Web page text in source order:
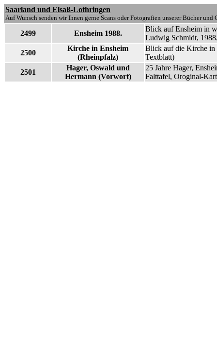
Saarland und Elsaß-Lothringen
Auf Wunsch senden wir Ihnen gerne Scans oder Fotografien unserer Bücher und
2499 Ensheim 1988.
Blick auf Ensheim in
Ludwig Schmidt,
2500
Kirche in Ensheim
(Rheinpfalz)
Blick auf die Kirche in
Textblatt)
2501
Hager, Oswald und
Hermann (Vorwort)
25 Jahre Hager,
Falttafel, Oroginal-